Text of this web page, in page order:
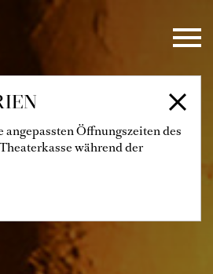
springen
angepassten Öffnungszeiten des
während der